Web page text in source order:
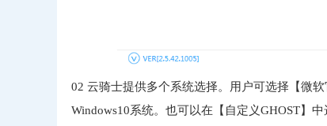
02 云骑士提供多个系统选择。用户可选择【微软
Windows10系统。也可以在【自定义GHOST】